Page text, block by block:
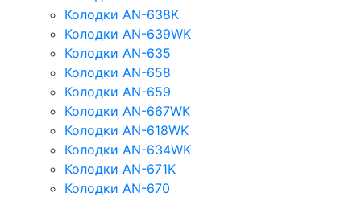
Колодки AN-638K
Колодки AN-639WK
Колодки AN-635
Колодки AN-658
Колодки AN-659
Колодки AN-667WK
Колодки AN-618WK
Колодки AN-634WK
Колодки AN-671K
Колодки AN-670